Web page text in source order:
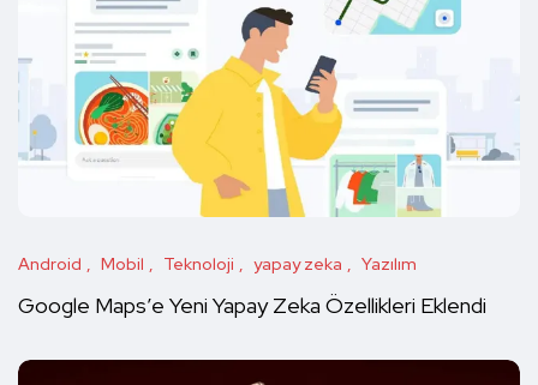
Android Mobil Teknoloji yapay zeka Yazılım
Google Maps’e Yeni Yapay Zeka Özellikleri Eklendi